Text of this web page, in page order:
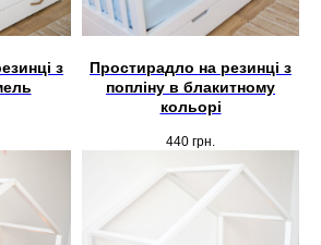
з
Простирадло на резинці з
попліну в блакитному
кольорі
440 грн.